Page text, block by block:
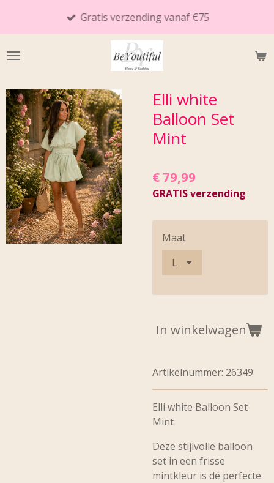
de
Gratis verzending vanaf €75
Elli white
Balloon Set
Mint
€ 79,99
GRATIS verzending
Maat
In winkelwagen
Artikelnummer: 26349
Elli white Balloon Set
Mint
Deze stijlvolle balloon
set in een frisse
mintkleur is dé perfecte